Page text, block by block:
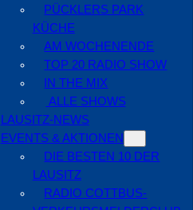
PÜCKLERS PARK
KÜCHE
AM WOCHENENDE
TOP 20 RADIO SHOW
IN THE MIX
ALLE SHOWS
LAUSITZ-NEWS
EVENTS & AKTIONEN
DIE BESTEN 10 DER
LAUSITZ
RADIO COTTBUS-